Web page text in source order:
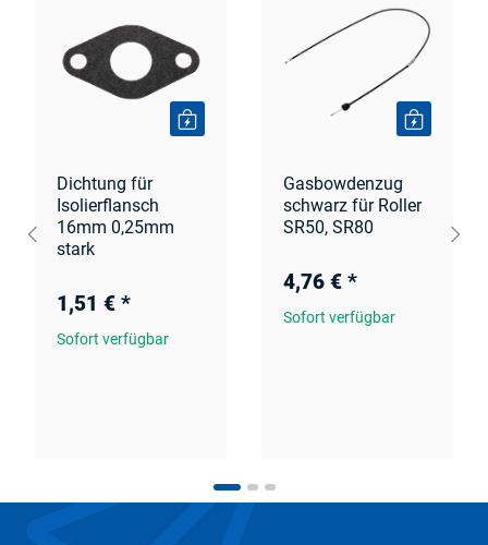
Dichtung für
Isolierflansch
16mm 0,25mm
stark
1,51 € *
Sofort verfügbar
Gasbowdenzug
schwarz für Roller
SR50, SR80
4,76 € *
Sofort verfügbar